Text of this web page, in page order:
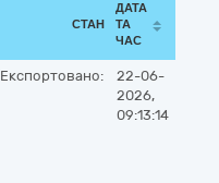
СТАН
ДАТА
ТА
ЧАС
Експортовано:
22-06-
2026,
09:13:14